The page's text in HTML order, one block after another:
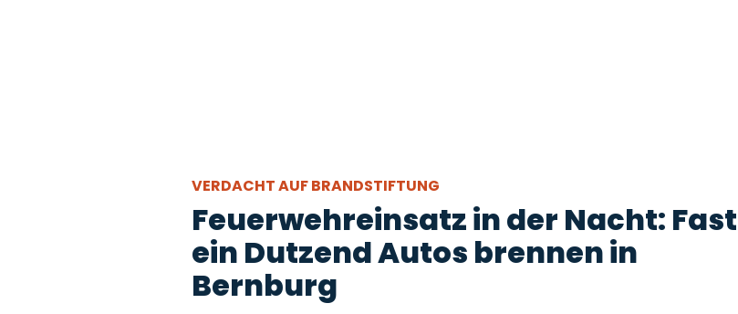
VERDACHT AUF BRANDSTIFTUNG
Feuerwehreinsatz in der Nacht: Fast
ein Dutzend Autos brennen in
Bernburg